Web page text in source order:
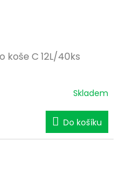
koše C 12L/40ks
Skladem
Do košíku